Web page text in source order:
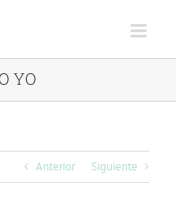
YO
Anterior Siguiente